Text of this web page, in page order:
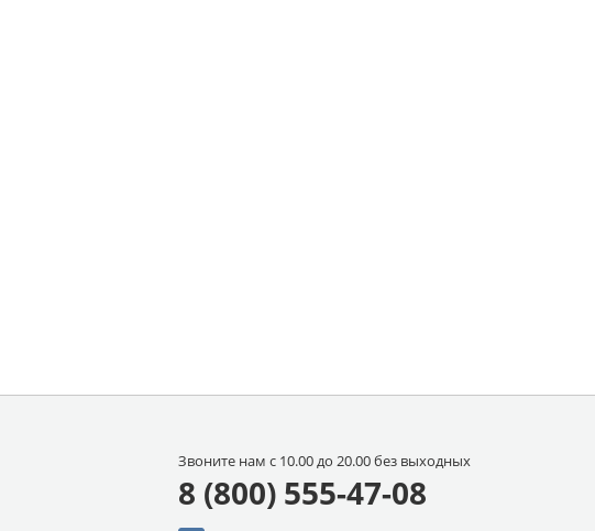
Звоните нам с 10.00 до 20.00 без выходных
8 (800) 555-47-08